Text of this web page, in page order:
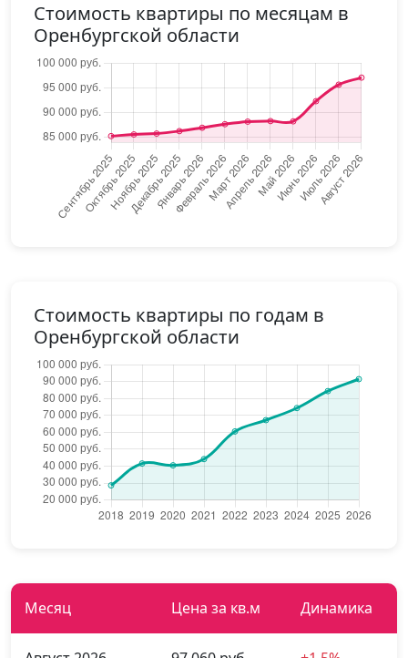
Стоимость квартиры по месяцам в
Оренбургской области
Стоимость квартиры по годам в
Оренбургской области
Месяц Цена за кв.м Динамика